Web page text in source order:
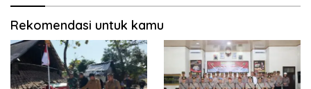
Rekomendasi untuk kamu